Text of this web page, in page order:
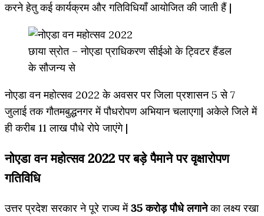
करने हेतु कई कार्यक्रम और गतिविधियाँ आयोजित की जाती हैं |
छाया स्रोत – नोएडा प्राधिकरण सीईओ के ट्विटर हैंडल
के सौजन्य से
नोएडा वन महोत्सव 2022 के अवसर पर जिला प्रशासन 5 से 7
जुलाई तक गौतमबुद्धनगर में पौधरोपण अभियान चलाएगा| अकेले जिले में
ही करीब 11 लाख पौधे रोपे जाएंगे |
नोएडा वन महोत्सव 2022 पर बड़े पैमाने पर वृक्षारोपण
गतिविधि
उत्तर प्रदेश सरकार ने पूरे राज्य में35 करोड़ पौधे लगानेका लक्ष्य रखा